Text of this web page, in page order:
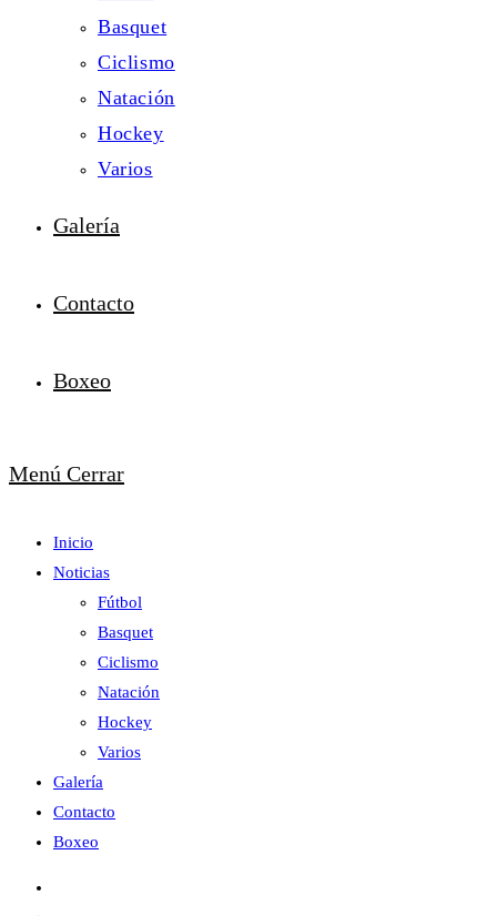
Basquet
Ciclismo
Natación
Hockey
Varios
Galería
Contacto
Boxeo
Menú Cerrar
Inicio
Noticias
Fútbol
Basquet
Ciclismo
Natación
Hockey
Varios
Galería
Contacto
Boxeo